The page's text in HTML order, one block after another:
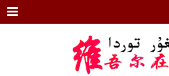
Menu